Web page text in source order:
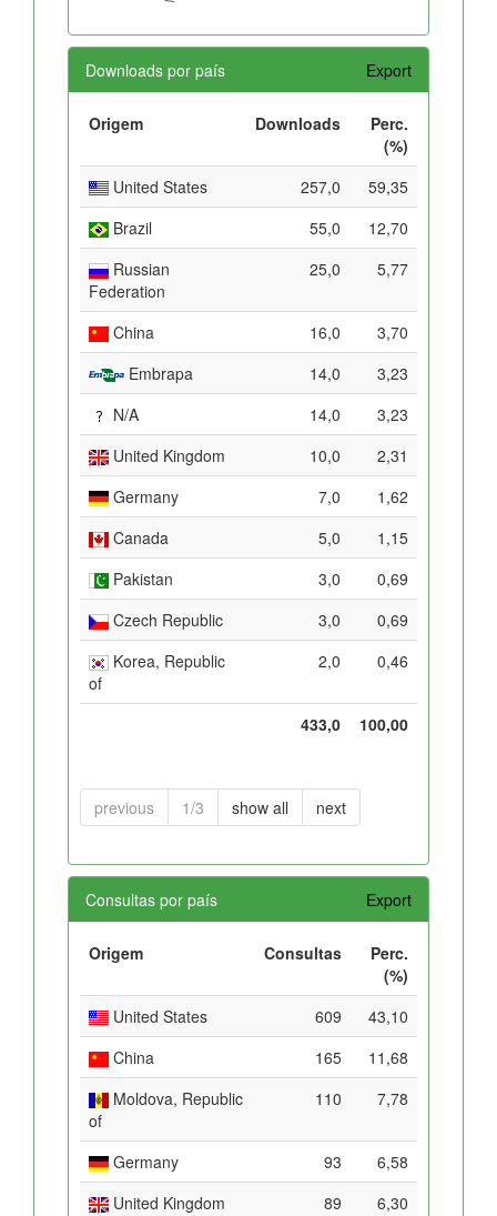
Downloads por país Export
Origem Downloads
Perc.
(%)
United States
257,0
59,35
Brazil
55,0
12,70
Russian
Federation
25,0 5,77
China 16,0
3,70
Embrapa
14,0
3,23
N/A
14,0
3,23
United Kingdom
10,0
2,31
Germany
7,0
1,62
Canada
5,0
1,15
Pakistan
3,0
0,69
Czech Republic
3,0
0,69
Korea, Republic
of
2,0 0,46
433,0 100,00
previous 1/3 show all next
Consultas por país Export
Origem Consultas
Perc.
(%)
United States
609
43,10
China
165
11,68
Moldova, Republic
of
110 7,78
Germany 93
6,58
United Kingdom
89
6,30